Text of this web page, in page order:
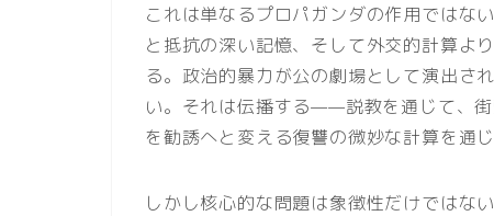
これは単なるプロパガンダの作用ではな
と抵抗の深い記憶、そして外交的計算よ
る。政治的暴力が公の劇場として演出さ
い。それは伝播する——説教を通じて、
を勧誘へと変える復讐の微妙な計算を通じ
しかし核心的な問題は象徴性だけではな